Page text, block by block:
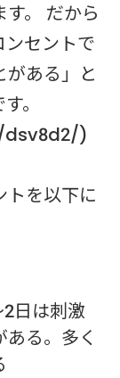
。 だから
ンセントで
がある」と
。
)
トを以下に
2日は刺激
る。多く